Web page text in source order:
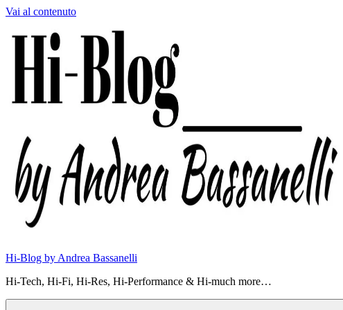
Vai al contenuto
Hi-Blog by Andrea Bassanelli
Hi-Tech, Hi-Fi, Hi-Res, Hi-Performance & Hi-much more…